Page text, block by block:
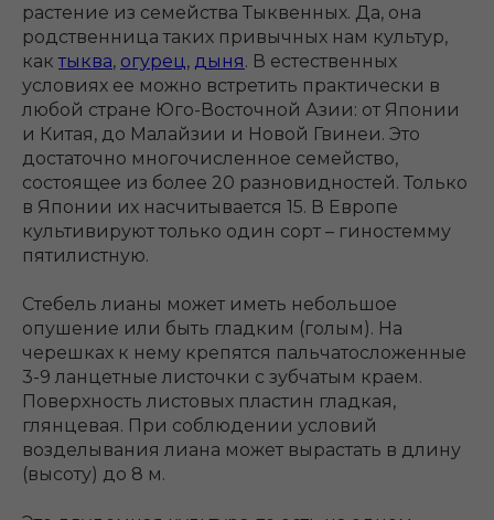
растение из семейства Тыквенных. Да, она
родственница таких привычных нам культур,
кактыква, огурец, дыня. В естественных
условиях ее можно встретить практически в
любой стране Юго-Восточной Азии: от Японии
и Китая, до Малайзии и Новой Гвинеи. Это
достаточно многочисленное семейство,
состоящее из более 20 разновидностей. Только
в Японии их насчитывается 15. В Европе
культивируют только один сорт – гиностемму
пятилистную.
Стебель лианы может иметь небольшое
опушение или быть гладким (голым). На
черешках к нему крепятся пальчатосложенные
3-9 ланцетные листочки с зубчатым краем.
Поверхность листовых пластин гладкая,
глянцевая. При соблюдении условий
возделывания лиана может вырастать в длину
(высоту) до 8 м.